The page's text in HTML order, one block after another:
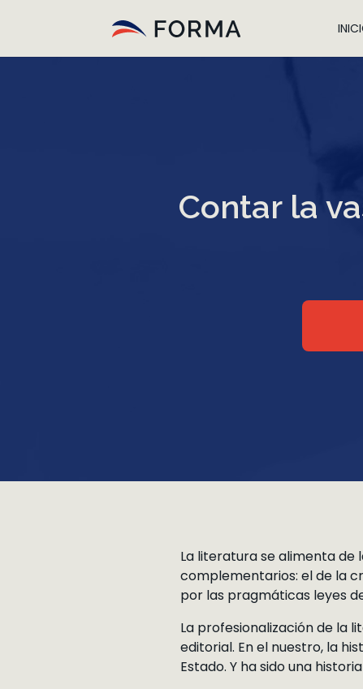
Contar la
La literatura se alimenta de
complementarios: el de la
por las pragmáticas leyes
La profesionalización de la
editorial. En el nuestro, la
Estado. Y ha sido una